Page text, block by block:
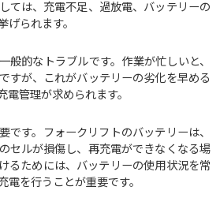
ては、充電不足、過放電、バッテリーの
られます。
般的なトラブルです。作業が忙しいと、
すが、これがバッテリーの劣化を早める
管理が求められます。
です。フォークリフトのバッテリーは、
セルが損傷し、再充電ができなくなる場
るためには、バッテリーの使用状況を常
を行うことが重要です。